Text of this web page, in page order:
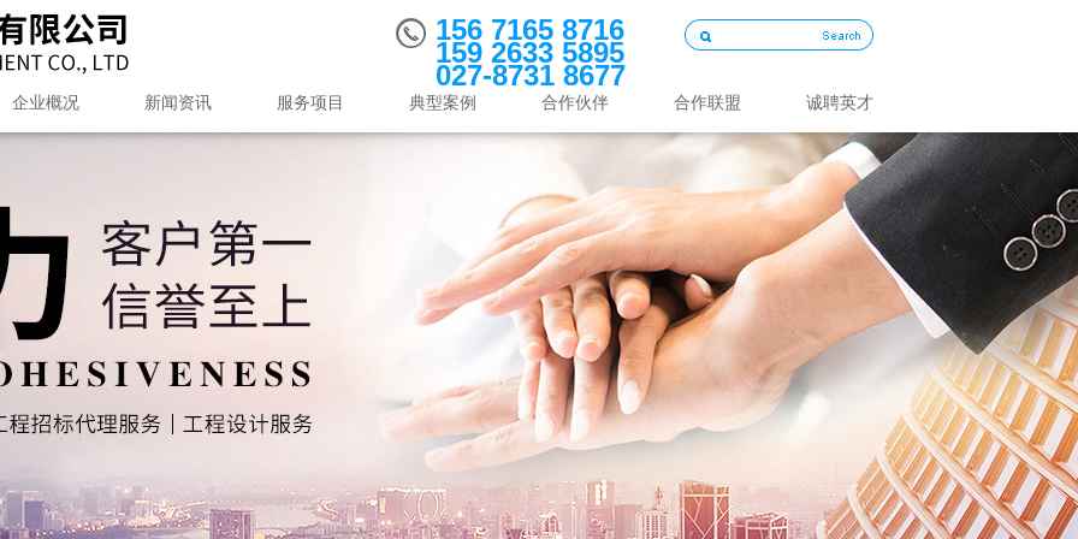
156 7165 8716
159 2633 5895
027-8731 8677
企业概况 新闻资讯 服务项目 典型案例 合作伙伴 合作联盟 诚聘英才